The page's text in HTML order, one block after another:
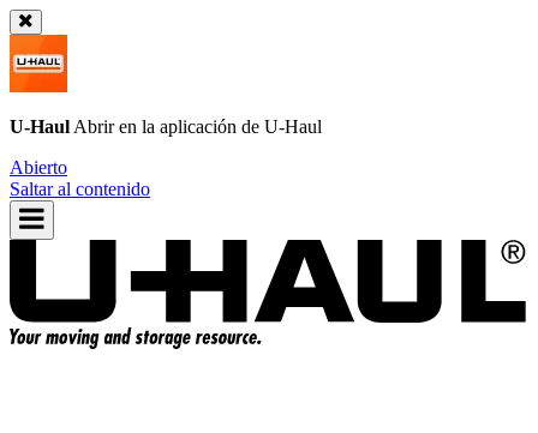
U-Haul Abrir en la aplicación de U-Haul
Abierto
Saltar al contenido